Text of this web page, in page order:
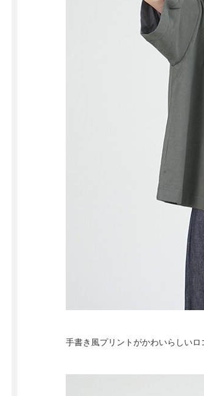
手書き風プリントがかわいらしいロ